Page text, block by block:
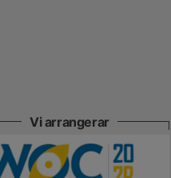
Vi arrangerar